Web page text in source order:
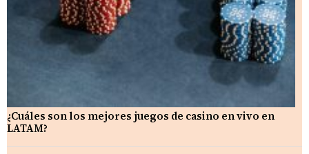
¿Cuáles son los mejores juegos de casino en vivo en
LATAM?